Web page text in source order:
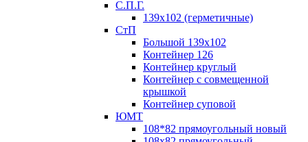
С.П.Г.
139х102 (герметичные)
СтП
Большой 139х102
Контейнер 126
Контейнер круглый
Контейнер с совмещенной
крышкой
Контейнер суповой
ЮМТ
108*82 прямоугольный новый